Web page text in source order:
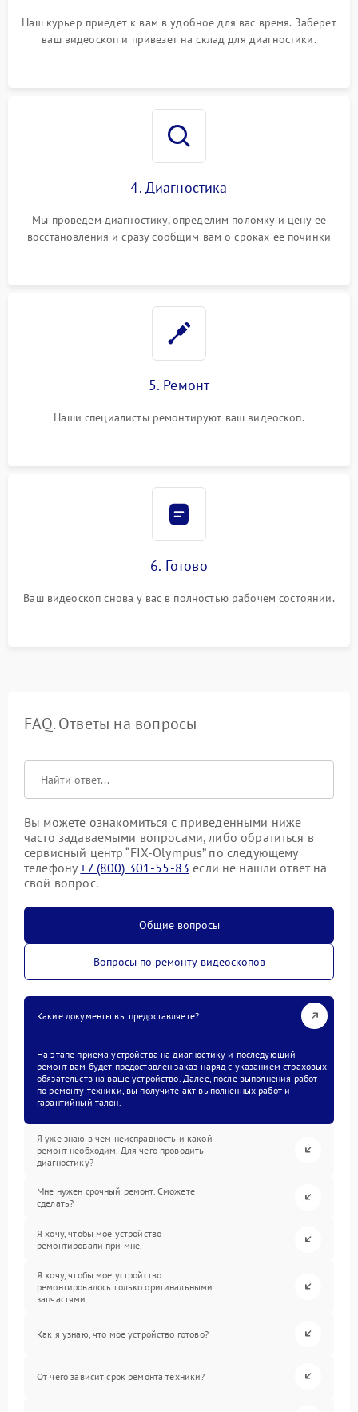
Наш курьер приедет к вам в удобное для вас время. Заберет
ваш видеоскоп и привезет на склад для диагностики.
4. Диагностика
Мы проведем диагностику, определим поломку и цену ее
восстановления и сразу сообщим вам о сроках ее починки
5. Ремонт
Наши специалисты ремонтируют ваш видеоскоп.
6. Готово
Ваш видеоскоп снова у вас в полностью рабочем состоянии.
FAQ. Ответы на вопросы
Вы можете ознакомиться с приведенными ниже
часто задаваемыми вопросами, либо обратиться в
сервисный центр “FIX-Olympus” по следующему
телефону+7 (800) 301-55-83 если не нашли ответ на
свой вопрос.
Общие вопросы
Вопросы по ремонту видеоскопов
Какие документы вы предоставляете?
На этапе приема устройства на диагностику и последующий
ремонт вам будет предоставлен заказ-наряд с указанием страховых
обязательств на ваше устройство. Далее, после выполнения работ
по ремонту техники, вы получите акт выполненных работ и
гарантийный талон.
Я уже знаю в чем неисправность и какой
ремонт необходим. Для чего проводить
диагностику?
Мне нужен срочный ремонт. Сможете
сделать?
Я хочу, чтобы мое устройство
ремонтировали при мне.
Я хочу, чтобы мое устройство
ремонтировалось только оригинальными
запчастями.
Как я узнаю, что мое устройство готово?
От чего зависит срок ремонта техники?